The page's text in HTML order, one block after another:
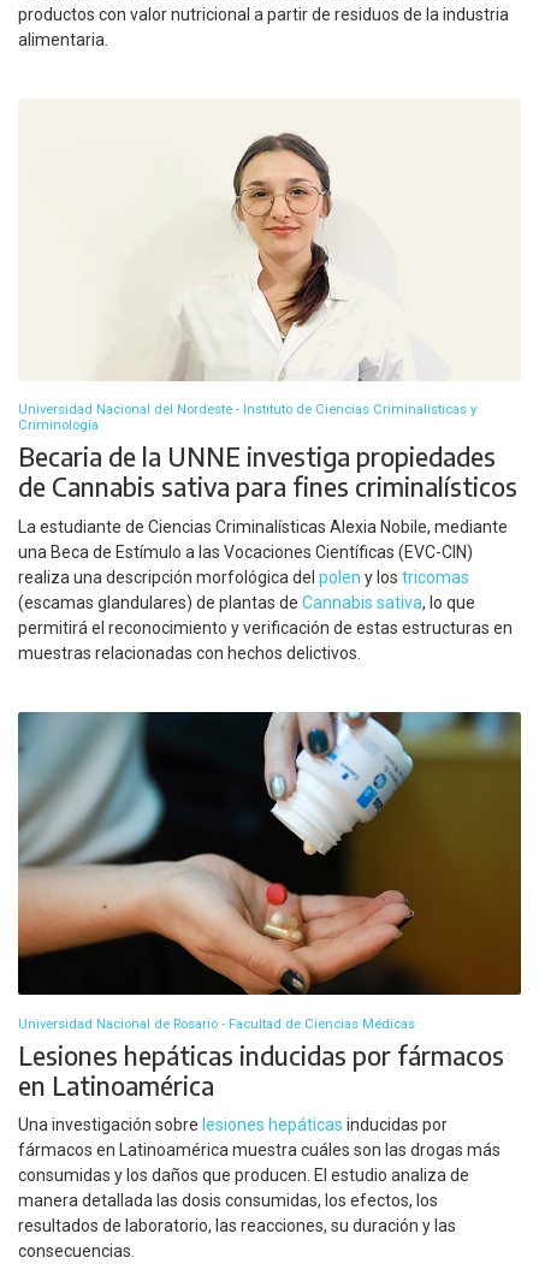
productos con valor nutricional a partir de residuos de la industria
alimentaria.
Universidad Nacional del Nordeste - Instituto de Ciencias Criminalísticas y
Criminología
Becaria de la UNNE investiga propiedades
de Cannabis sativa para fines criminalísticos
La estudiante de Ciencias Criminalísticas Alexia Nobile, mediante
una Beca de Estímulo a las Vocaciones Científicas (EVC-CIN)
realiza una descripción morfológica del polen y los tricomas
(escamas glandulares) de plantas de Cannabis sativa, lo que
permitirá el reconocimiento y verificación de estas estructuras en
muestras relacionadas con hechos delictivos.
Universidad Nacional de Rosario - Facultad de Ciencias Médicas
Lesiones hepáticas inducidas por fármacos
en Latinoamérica
Una investigación sobre lesiones hepáticas inducidas por
fármacos en Latinoamérica muestra cuáles son las drogas más
consumidas y los daños que producen. El estudio analiza de
manera detallada las dosis consumidas, los efectos, los
resultados de laboratorio, las reacciones, su duración y las
consecuencias.